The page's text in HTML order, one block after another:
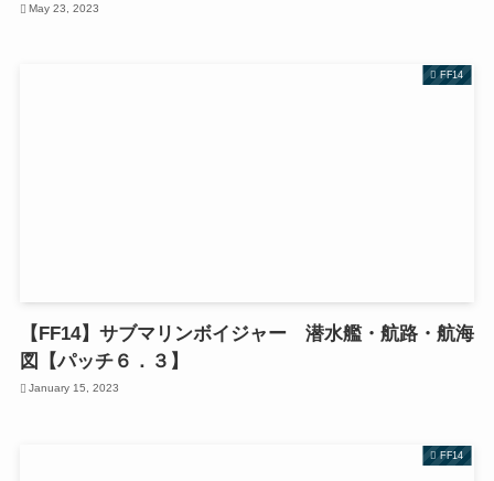
May 23, 2023
FF14
【FF14】サブマリンボイジャー 潜水艦・航路・航海
図【パッチ６．３】
January 15, 2023
FF14